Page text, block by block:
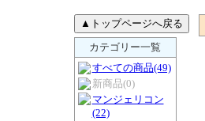
カテゴリー一覧
すべての商品(49)
新商品(0)
マンジェリコン
(22)